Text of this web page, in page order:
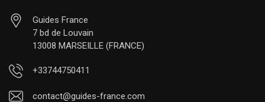
Guides France
7 bd de Louvain
13008 MARSEILLE (FRANCE)
+33744750411
contact@guides-france.com